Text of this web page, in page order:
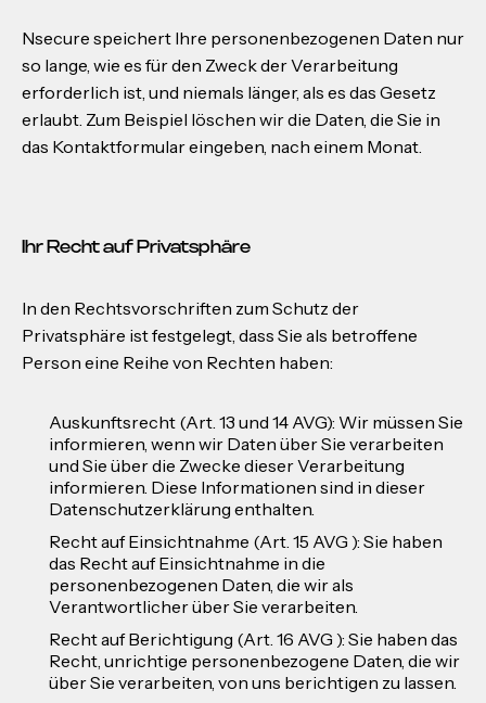
Nsecure speichert Ihre personenbezogenen Daten nur
so lange, wie es für den Zweck der Verarbeitung
erforderlich ist, und niemals länger, als es das Gesetz
erlaubt. Zum Beispiel löschen wir die Daten, die Sie in
das Kontaktformular eingeben, nach einem Monat.
Ihr Recht auf Privatsphäre
In den Rechtsvorschriften zum Schutz der
Privatsphäre ist festgelegt, dass Sie als betroffene
Person eine Reihe von Rechten haben:
Auskunftsrecht (Art. 13 und 14 AVG): Wir müssen Sie
informieren, wenn wir Daten über Sie verarbeiten
und Sie über die Zwecke dieser Verarbeitung
informieren. Diese Informationen sind in dieser
Datenschutzerklärung enthalten.
Recht auf Einsichtnahme (Art. 15 AVG ): Sie haben
das Recht auf Einsichtnahme in die
personenbezogenen Daten, die wir als
Verantwortlicher über Sie verarbeiten.
Recht auf Berichtigung (Art. 16 AVG ): Sie haben das
Recht, unrichtige personenbezogene Daten, die wir
über Sie verarbeiten, von uns berichtigen zu lassen.